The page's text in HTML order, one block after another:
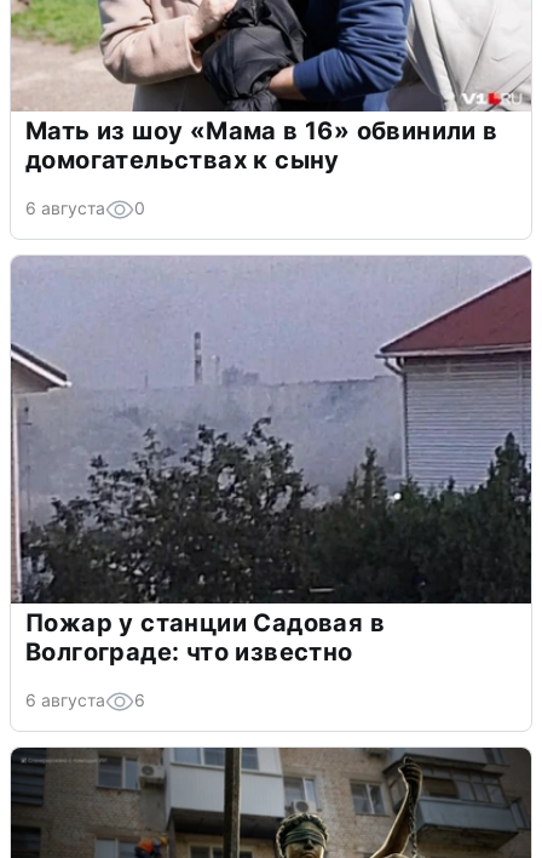
Мать из шоу «Мама в 16» обвинили в
домогательствах к сыну
6 августа 0
Пожар у станции Садовая в
Волгограде: что известно
6 августа 6